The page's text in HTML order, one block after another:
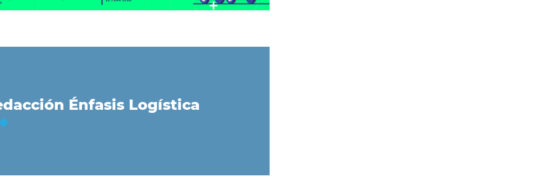
Énfasis Logística